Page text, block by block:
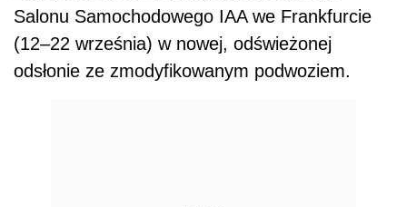
Salonu Samochodowego IAA we Frankfurcie
(12–22 września) w nowej, odświeżonej
odsłonie ze zmodyfikowanym podwoziem.